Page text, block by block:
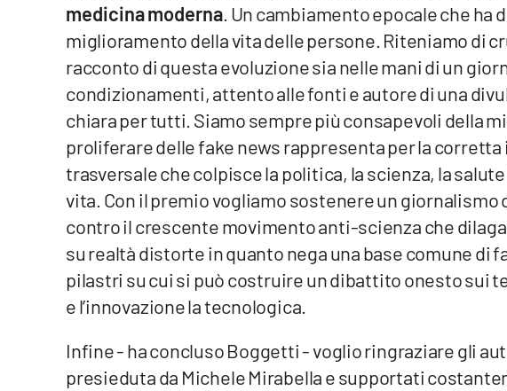
Buona Sanità Calabria
Calabriavisione
Destinazioni
medicina moderna . Un cambiamento epocale che
miglioramento della vita delle persone. Riteniamo di
racconto di questa evoluzione sia nelle mani di un
condizionamenti, attento alle fonti e autore di una
chiara per tutti. Siamo sempre più consapevoli della
proliferare delle fake news rappresenta per la
trasversale che colpisce la politica, la scienza, la
vita. Con il premio vogliamo sostenere un giornalismo
contro il crescente movimento anti-scienza che
su realtà distorte in quanto nega una base comune
pilastri su cui si può costruire un dibattito onesto sui
e l’innovazione la tecnologica.
Infine - ha concluso Boggetti - voglio ringraziare gli
presieduta da Michele Mirabella e supportati